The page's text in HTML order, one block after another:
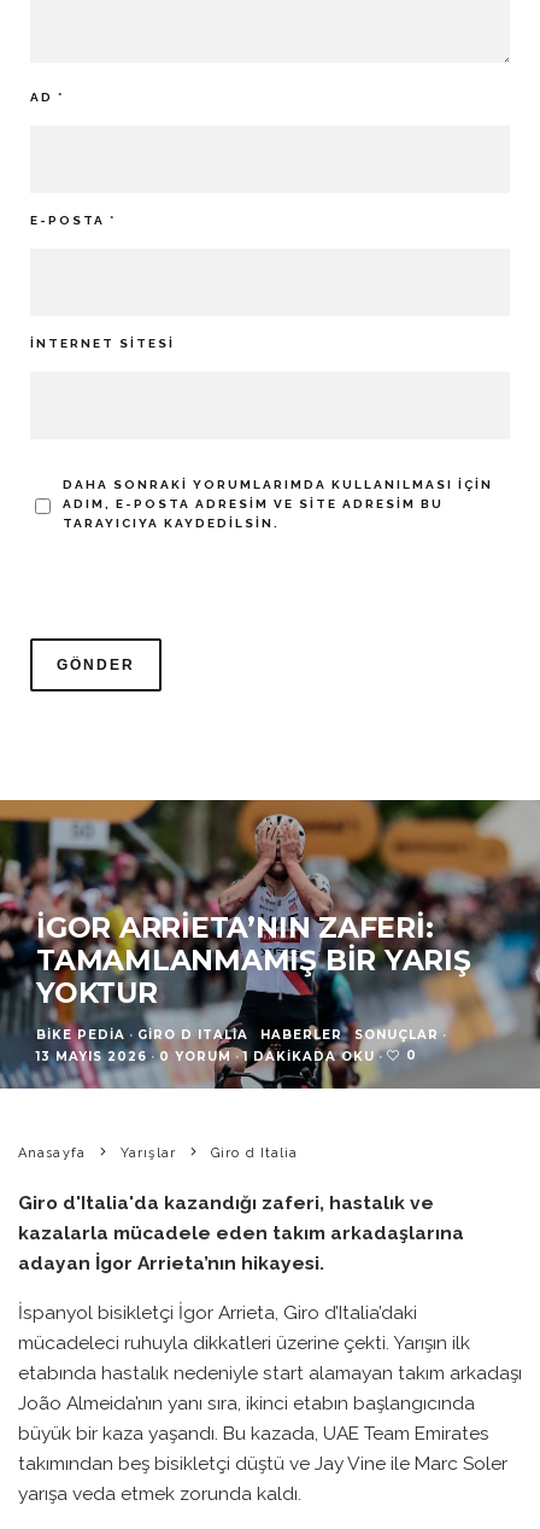
AD *
E-POSTA *
İNTERNET SITESI
DAHA SONRAKI YORUMLARIMDA KULLANILMASI IÇIN
ADIM, E-POSTA ADRESIM VE SITE ADRESIM BU
TARAYICIYA KAYDEDILSIN.
İGOR ARRIETA’NIN ZAFERI:
TAMAMLANMAMIŞ BIR YARIŞ
YOKTUR
BIKE PEDIA · GIRO D ITALIA HABERLER SONUÇLAR ·
13 MAYIS 2026 · 0 YORUM · 1 DAKIKADA OKU · 0
Anasayfa Yarışlar Giro d Italia
Giro d'Italia'da kazandığı zaferi, hastalık ve
kazalarla mücadele eden takım arkadaşlarına
adayan İgor Arrieta’nın hikayesi.
İspanyol bisikletçi İgor Arrieta, Giro d’Italia’daki
mücadeleci ruhuyla dikkatleri üzerine çekti. Yarışın ilk
etabında hastalık nedeniyle start alamayan takım arkadaşı
João Almeida’nın yanı sıra, ikinci etabın başlangıcında
büyük bir kaza yaşandı. Bu kazada, UAE Team Emirates
takımından beş bisikletçi düştü ve Jay Vine ile Marc Soler
yarışa veda etmek zorunda kaldı.